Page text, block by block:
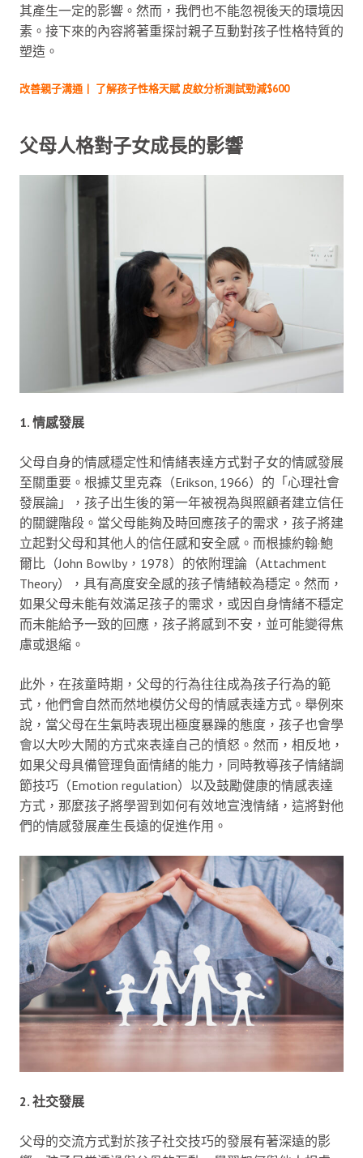
其產生一定的影響。然而，我們也不能忽視後天的環境因
素。接下來的內容將著重探討親子互動對孩子性格特質的
塑造。
改善親子溝通丨 了解孩子性格天賦 皮紋分析測試勁減$600
父母人格對子女成長的影響
1. 情感發展
父母自身的情感穩定性和情緒表達方式對子女的情感發展
至關重要。根據艾里克森（Erikson, 1966）的「心理社會
發展論」，孩子出生後的第一年被視為與照顧者建立信任
的關鍵階段。當父母能夠及時回應孩子的需求，孩子將建
立起對父母和其他人的信任感和安全感。而根據約翰·鮑
爾比（John Bowlby，1978）的依附理論（Attachment
Theory），具有高度安全感的孩子情緒較為穩定。然而，
如果父母未能有效滿足孩子的需求，或因自身情緒不穩定
而未能給予一致的回應，孩子將感到不安，並可能變得焦
慮或退縮。
此外，在孩童時期，父母的行為往往成為孩子行為的範
式，他們會自然而然地模仿父母的情感表達方式。舉例來
說，當父母在生氣時表現出極度暴躁的態度，孩子也會學
會以大吵大鬧的方式來表達自己的憤怒。然而，相反地，
如果父母具備管理負面情緒的能力，同時教導孩子情緒調
節技巧（Emotion regulation）以及鼓勵健康的情感表達
方式，那麼孩子將學習到如何有效地宣洩情緒，這將對他
們的情感發展產生長遠的促進作用。
2. 社交發展
父母的交流方式對於孩子社交技巧的發展有著深遠的影